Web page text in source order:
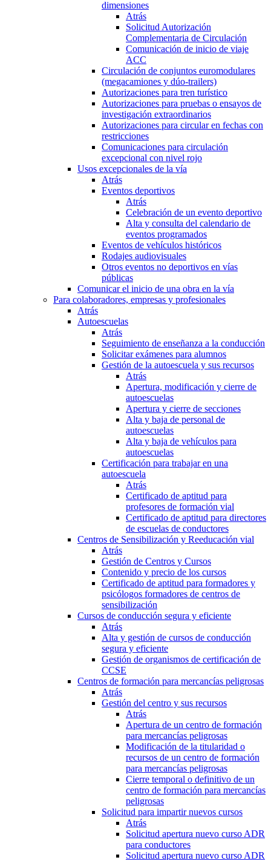
dimensiones
Atrás
Solicitud Autorización
Complementaria de Circulación
Comunicación de inicio de viaje
ACC
Circulación de conjuntos euromodulares
(megacamiones y dúo-trailers)
Autorizaciones para tren turístico
Autorizaciones para pruebas o ensayos de
investigación extraordinarios
Autorizaciones para circular en fechas con
restricciones
Comunicaciones para circulación
excepcional con nivel rojo
Usos excepcionales de la vía
Atrás
Eventos deportivos
Atrás
Celebración de un evento deportivo
Alta y consulta del calendario de
eventos programados
Eventos de vehículos históricos
Rodajes audiovisuales
Otros eventos no deportivos en vías
públicas
Comunicar el inicio de una obra en la vía
Para colaboradores, empresas y profesionales
Atrás
Autoescuelas
Atrás
Seguimiento de enseñanza a la conducción
Solicitar exámenes para alumnos
Gestión de la autoescuela y sus recursos
Atrás
Apertura, modificación y cierre de
autoescuelas
Apertura y cierre de secciones
Alta y baja de personal de
autoescuelas
Alta y baja de vehículos para
autoescuelas
Certificación para trabajar en una
autoescuela
Atrás
Certificado de aptitud para
profesores de formación vial
Certificado de aptitud para directores
de escuelas de conductores
Centros de Sensibilización y Reeducación vial
Atrás
Gestión de Centros y Cursos
Contenido y precio de los cursos
Certificado de aptitud para formadores y
psicólogos formadores de centros de
sensibilización
Cursos de conducción segura y eficiente
Atrás
Alta y gestión de cursos de conducción
segura y eficiente
Gestión de organismos de certificación de
CCSE
Centros de formación para mercancías peligrosas
Atrás
Gestión del centro y sus recursos
Atrás
Apertura de un centro de formación
para mercancías peligrosas
Modificación de la titularidad o
recursos de un centro de formación
para mercancías peligrosas
Cierre temporal o definitivo de un
centro de formación para mercancías
peligrosas
Solicitud para impartir nuevos cursos
Atrás
Solicitud apertura nuevo curso ADR
para conductores
Solicitud apertura nuevo curso ADR